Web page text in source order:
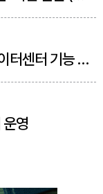
‘울산 AI 기본사회’ 구현 위한 울산빅데이터센터 기능 재정립 필요
영